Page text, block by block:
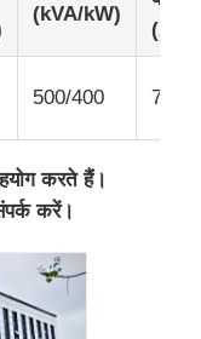
(kVA/kW)
(A)
500/400 722
करते हैं।
करें।